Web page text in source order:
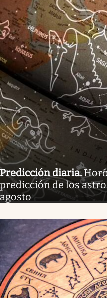
Predicción diaria.
predicción de los
agosto